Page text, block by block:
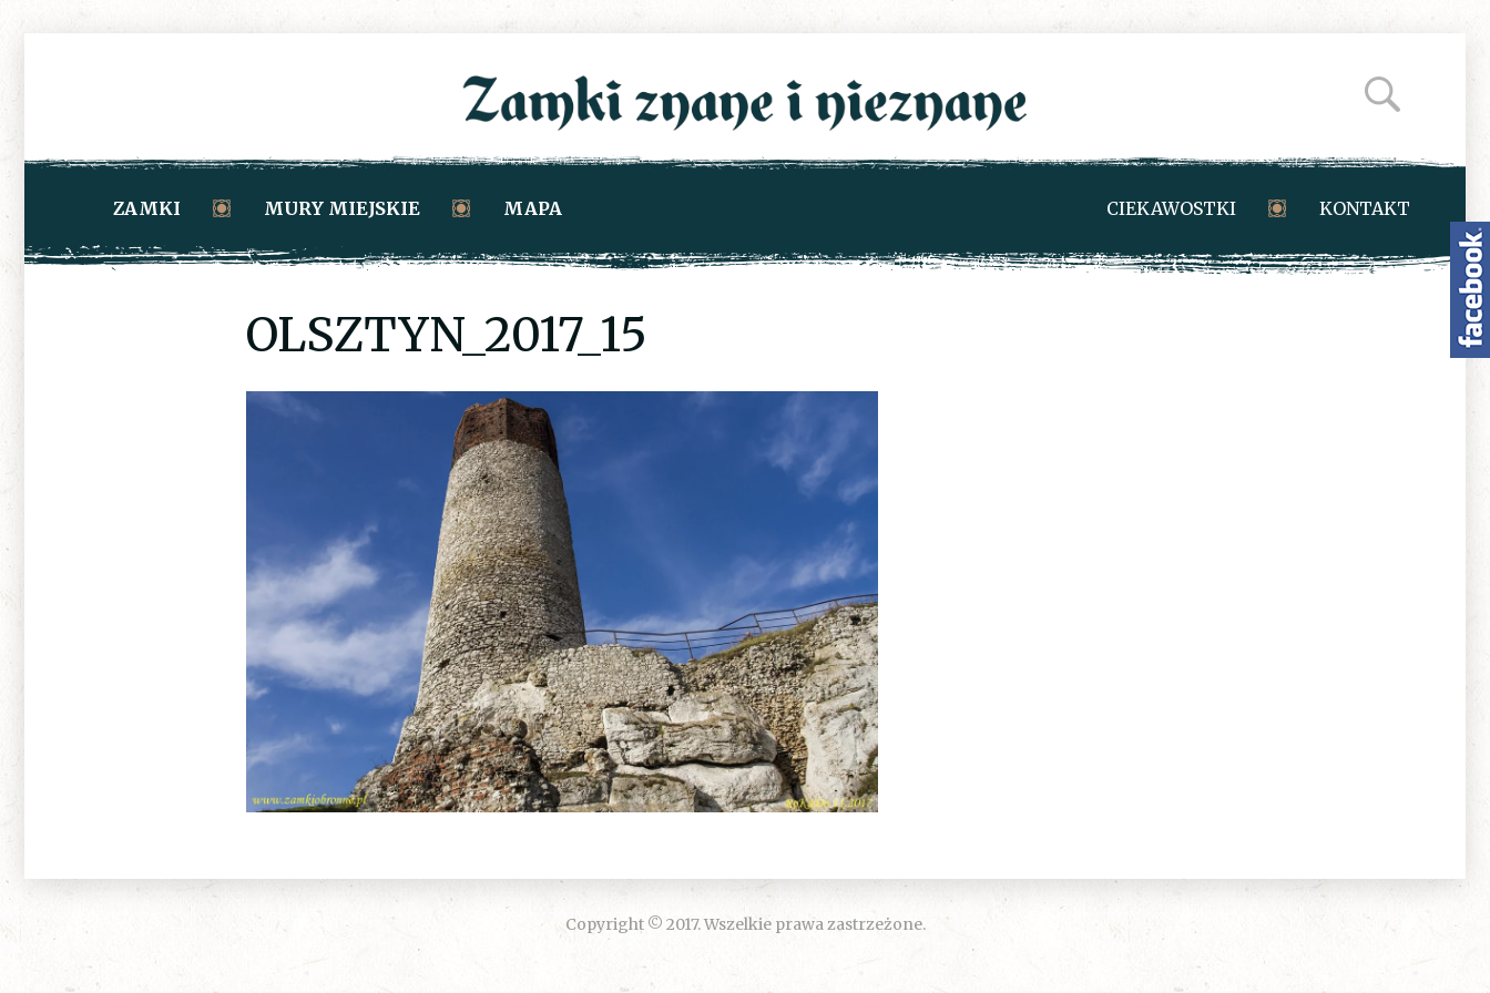
ZAMKI MURY MIEJSKIE MAPA CIEKAWOSTKI KONTAKT
OLSZTYN_2017_15
Copyright © 2017. Wszelkie prawa zastrzeżone.